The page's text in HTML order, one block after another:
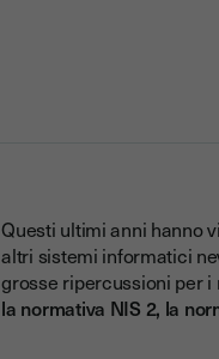
Questi ultimi anni hanno
altri sistemi informatici
grosse ripercussioni per
la normativa NIS 2, la